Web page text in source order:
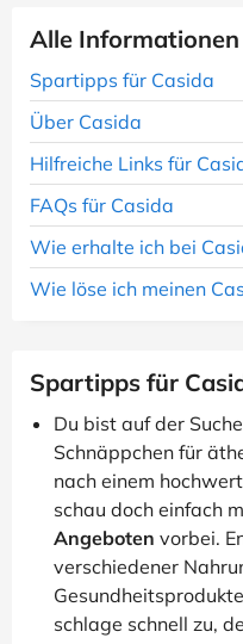
Alle Informationen
Spartipps für Casida
Über Casida
Hilfreiche Links für
FAQs für Casida
Wie erhalte ich bei
Wie löse ich meinen
Spartipps für
Du bist auf der
Schnäppchen für
nach einem
schau doch einfach
Angeboten vorbei.
verschiedener
Gesundheitsprodukte
schlage schnell zu,